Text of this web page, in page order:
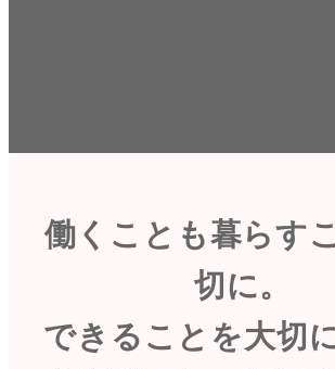
働くことも暮らす
切に。
できることを大切